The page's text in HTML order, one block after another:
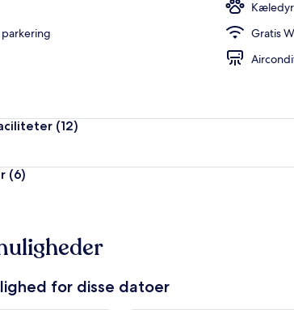
Gratis
(12)
(6)
for disse datoer